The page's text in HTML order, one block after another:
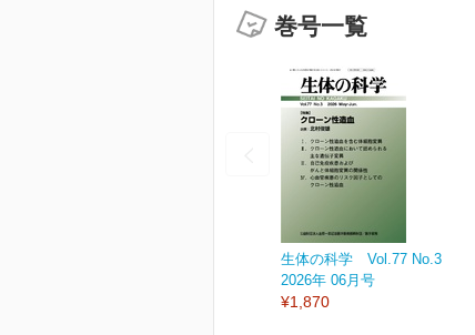
巻号一覧
生体の科学 Vol.77 No.3
2026年 06月号
¥1,870